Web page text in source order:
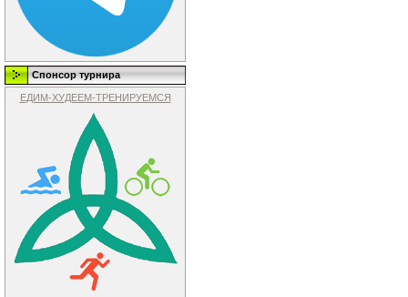
Спонсор турнира
ЕДИМ-ХУДЕЕМ-ТРЕНИРУЕМСЯ